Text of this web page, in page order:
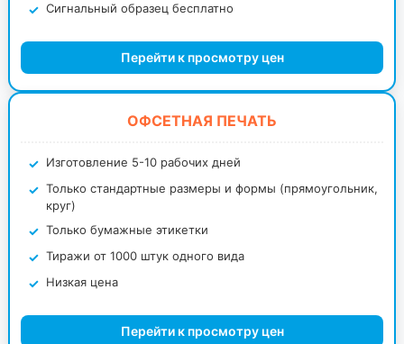
Сигнальный образец бесплатно
Перейти к просмотру цен
ОФСЕТНАЯ ПЕЧАТЬ
Изготовление 5-10 рабочих дней
Только стандартные размеры и формы (прямоугольник,
круг)
Только бумажные этикетки
Тиражи от 1000 штук одного вида
Низкая цена
Перейти к просмотру цен